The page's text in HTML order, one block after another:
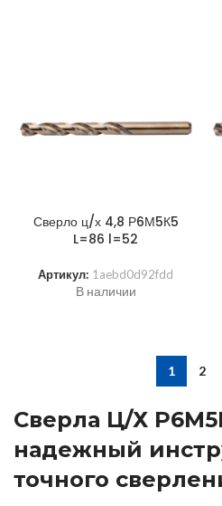
Сверло ц/х 4,8 Р6М5К5
L=86 l=52
Артикул: 1aebd0d92fdd
В наличии
1 2
Сверла Ц/Х
надежный
точного